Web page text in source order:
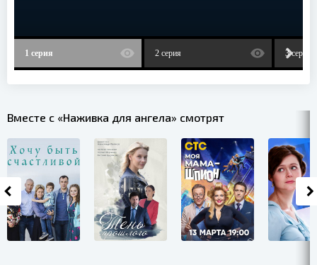
1 серия 2 серия 3 серия
Вместе с «Наживка для ангела» смотрят